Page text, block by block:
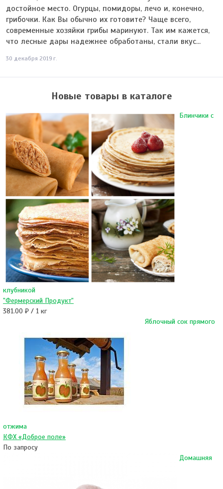
достойное место. Огурцы, помидоры, лечо и, конечно,
грибочки. Как Вы обычно их готовите? Чаще всего,
современные хозяйки грибы маринуют. Так им кажется,
что лесные дары надежнее обработаны, стали вкус...
30 декабря 2019 г.
Новые товары в каталоге
Блинчики с
клубникой
"Фермерский Продукт"
381.00 ₽ / 1 кг
Яблочный сок прямого
отжима
КФХ «Доброе поле»
По запросу
Домашняя